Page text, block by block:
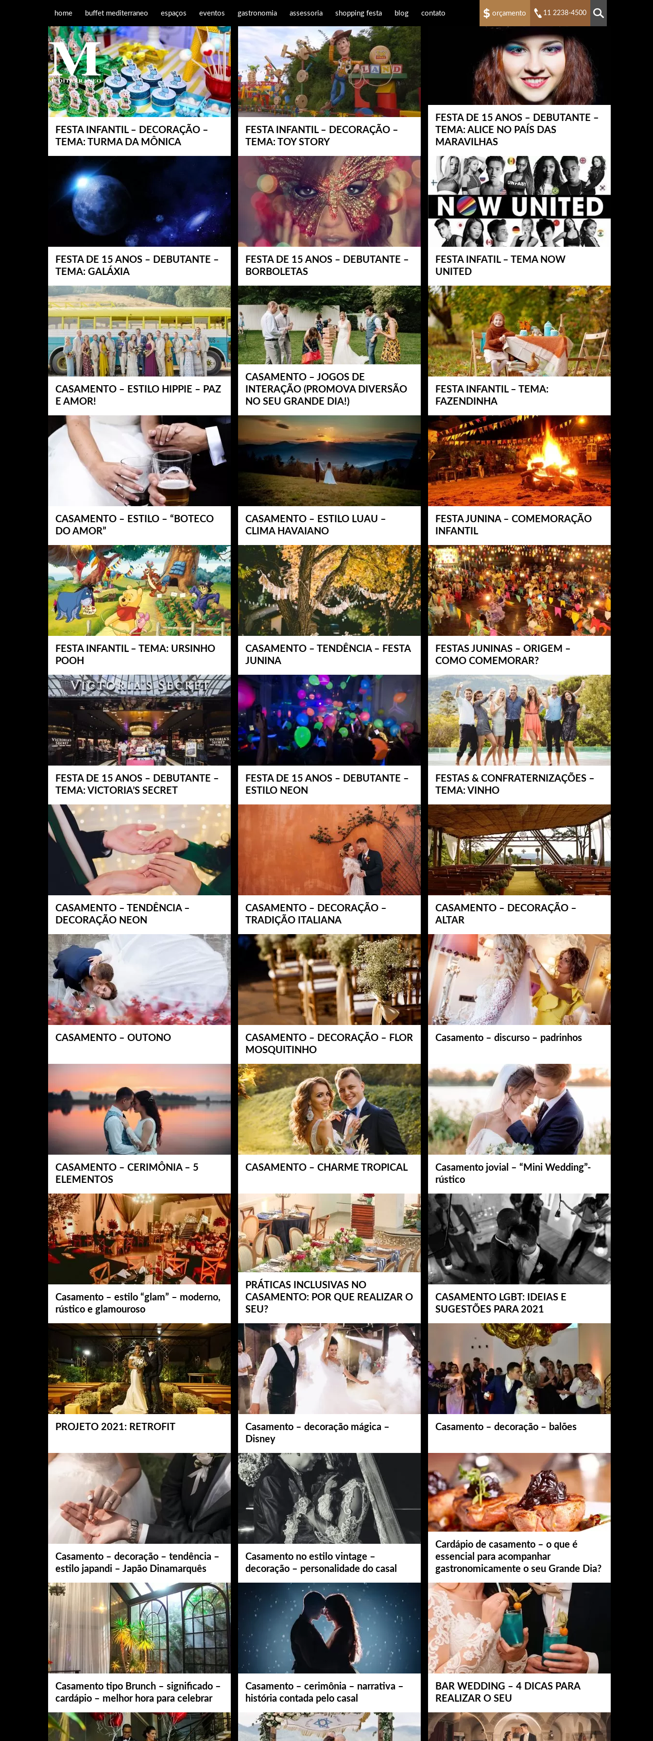
home buffet mediterraneo espaços eventos gastronomia assessoria shopping festa blog contato orçamento 11 2238-4500
FESTA INFANTIL – DECORAÇÃO –
TEMA: TURMA DA MÔNICA
FESTA INFANTIL – DECORAÇÃO –
TEMA: TOY STORY
FESTA DE 15 ANOS – DEBUTANTE –
TEMA: ALICE NO PAÍS DAS
MARAVILHAS
FESTA DE 15 ANOS – DEBUTANTE –
TEMA: GALÁXIA
FESTA DE 15 ANOS – DEBUTANTE –
BORBOLETAS
FESTA INFATIL – TEMA NOW
UNITED
CASAMENTO – ESTILO HIPPIE – PAZ
E AMOR!
CASAMENTO – JOGOS DE
INTERAÇÃO (PROMOVA DIVERSÃO
NO SEU GRANDE DIA!)
FESTA INFANTIL – TEMA:
FAZENDINHA
CASAMENTO – ESTILO – “BOTECO
DO AMOR”
CASAMENTO – ESTILO LUAU –
CLIMA HAVAIANO
FESTA JUNINA – COMEMORAÇÃO
INFANTIL
FESTA INFANTIL – TEMA: URSINHO
POOH
CASAMENTO – TENDÊNCIA – FESTA
JUNINA
FESTAS JUNINAS – ORIGEM –
COMO COMEMORAR?
FESTA DE 15 ANOS – DEBUTANTE –
TEMA: VICTORIA’S SECRET
FESTA DE 15 ANOS – DEBUTANTE –
ESTILO NEON
FESTAS & CONFRATERNIZAÇÕES –
TEMA: VINHO
CASAMENTO – TENDÊNCIA –
DECORAÇÃO NEON
CASAMENTO – DECORAÇÃO –
TRADIÇÃO ITALIANA
CASAMENTO – DECORAÇÃO –
ALTAR
CASAMENTO – OUTONO
CASAMENTO – DECORAÇÃO – FLOR
MOSQUITINHO
Casamento – discurso – padrinhos
CASAMENTO – CERIMÔNIA – 5
ELEMENTOS
CASAMENTO – CHARME TROPICAL
Casamento jovial – “Mini Wedding”-
rústico
Casamento – estilo “glam” – moderno,
rústico e glamouroso
PRÁTICAS INCLUSIVAS NO
CASAMENTO: POR QUE REALIZAR O
SEU?
CASAMENTO LGBT: IDEIAS E
SUGESTÕES PARA 2021
PROJETO 2021: RETROFIT
Casamento – decoração mágica –
Disney
Casamento – decoração – balões
Casamento – decoração – tendência –
estilo japandi – Japão Dinamarquês
Casamento no estilo vintage –
decoração – personalidade do casal
Cardápio de casamento – o que é
essencial para acompanhar
gastronomicamente o seu Grande Dia?
Casamento tipo Brunch – significado –
cardápio – melhor hora para celebrar
Casamento – cerimônia – narrativa –
história contada pelo casal
BAR WEDDING – 4 DICAS PARA
REALIZAR O SEU